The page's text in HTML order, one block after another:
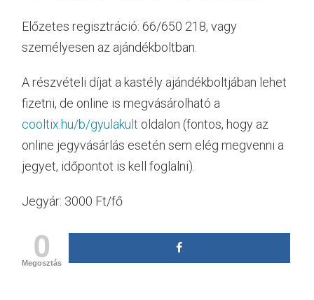
Előzetes regisztráció: 66/650 218, vagy
személyesen az ajándékboltban.
A részvételi díjat a kastély ajándékboltjában lehet
fizetni, de online is megvásárolható a
cooltix.hu/b/gyulakult oldalon (fontos, hogy az
online jegyvásárlás esetén sem elég megvenni a
jegyet, időpontot is kell foglalni).
Jegyár: 3000 Ft/fő
0
Megosztás